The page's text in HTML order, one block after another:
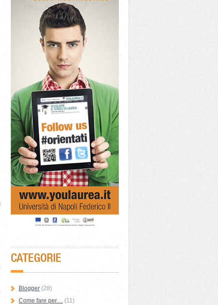
CATEGORIE
Blogger (28)
Come fare per… (11)